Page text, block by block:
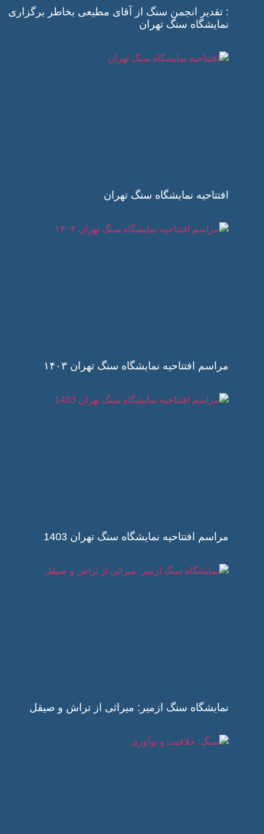
: تقدیر انجمن سنگ از آقای مطیعی بخاطر برگزاری
نمایشگاه سنگ تهران
افتتاحیه نمایشگاه سنگ تهران
مراسم افتتاحیه نمایشگاه سنگ تهران ۱۴۰۳
مراسم افتتاحیه نمایشگاه سنگ تهران 1403
نمایشگاه سنگ ازمیر: میراثی از تراش و صیقل